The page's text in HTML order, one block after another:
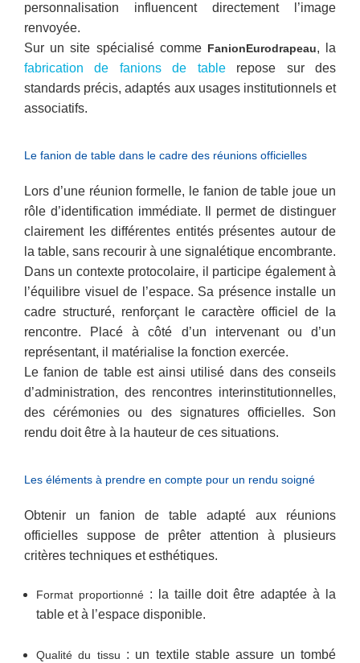
personnalisation influencent directement l’image
renvoyée.
Sur un site spécialisé comme FanionEurodrapeau, la
fabrication de fanions de tablerepose sur des
standards précis, adaptés aux usages institutionnels et
associatifs.
Le fanion de table dans le cadre des réunions officielles
Lors d’une réunion formelle, le fanion de table joue un
rôle d’identification immédiate. Il permet de distinguer
clairement les différentes entités présentes autour de
la table, sans recourir à une signalétique encombrante.
Dans un contexte protocolaire, il participe également à
l’équilibre visuel de l’espace. Sa présence installe un
cadre structuré, renforçant le caractère officiel de la
rencontre. Placé à côté d’un intervenant ou d’un
représentant, il matérialise la fonction exercée.
Le fanion de table est ainsi utilisé dans des conseils
d’administration, des rencontres interinstitutionnelles,
des cérémonies ou des signatures officielles. Son
rendu doit être à la hauteur de ces situations.
Les éléments à prendre en compte pour un rendu soigné
Obtenir un fanion de table adapté aux réunions
officielles suppose de prêter attention à plusieurs
critères techniques et esthétiques.
Format proportionné: la taille doit être adaptée à la
table et à l’espace disponible.
Qualité du tissu : un textile stable assure un tombé